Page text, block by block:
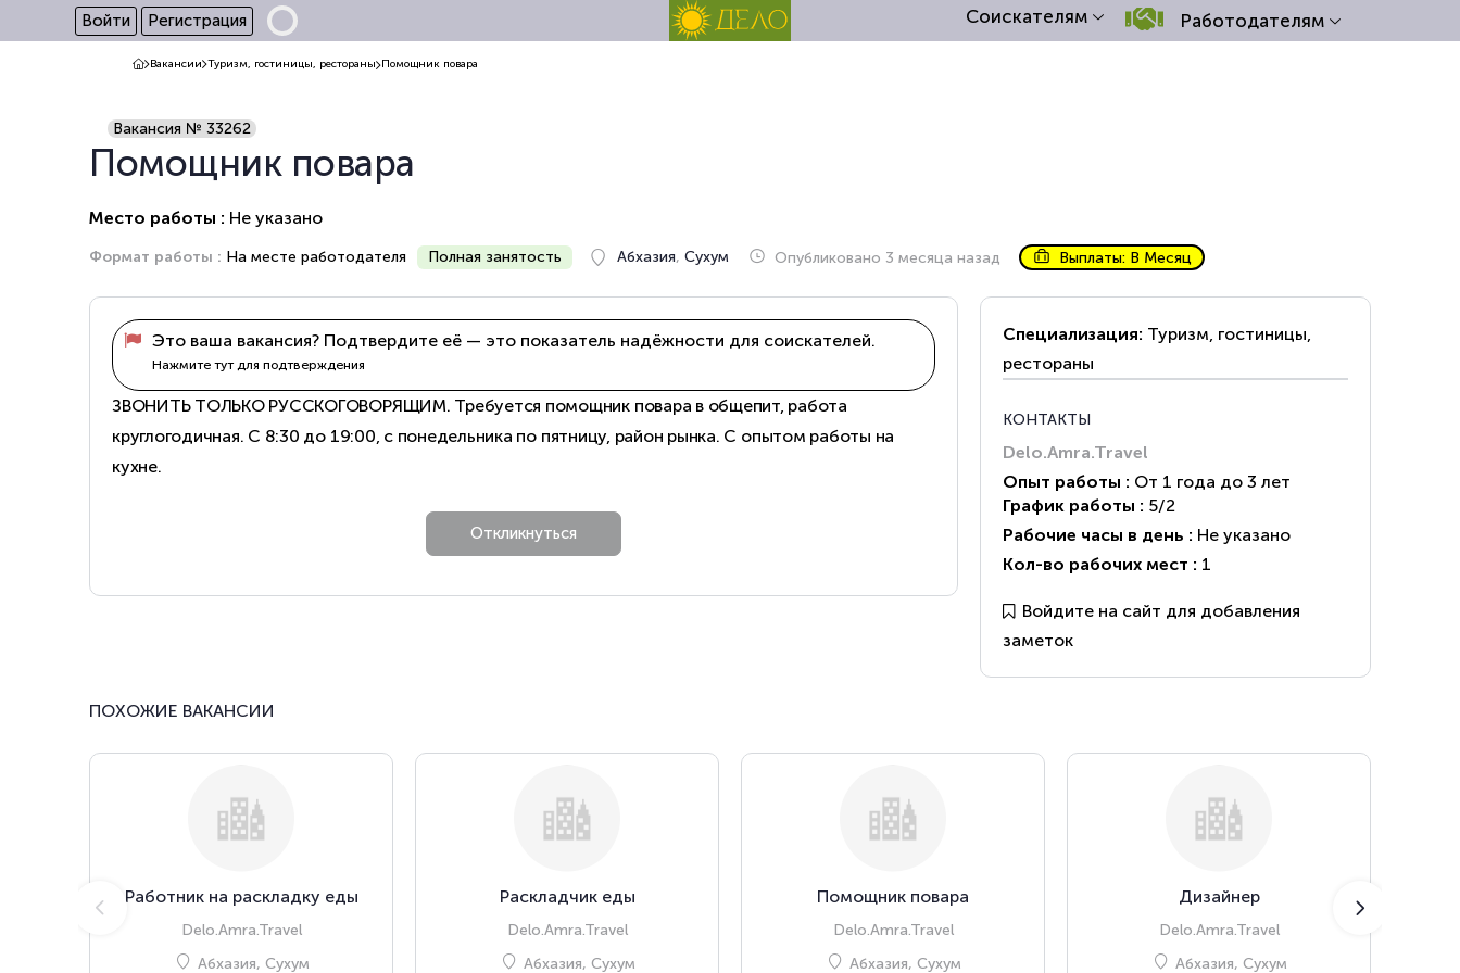
Войти Регистрация Соискателям Работодателям
Вакансии Туризм, гостиницы, рестораны Помощник повара
Помощник повара
Место работы : Не указано
Формат работы : На месте работодателя Полная занятость Абхазия, Сухум Опубликовано 3 месяца назад Выплаты: В Месяц
Вакансия № 33262
Это ваша вакансия? Подтвердите её — это показатель надёжности для соискателей.
Нажмите тут для подтверждения
ЗВОНИТЬ ТОЛЬКО РУССКОГОВОРЯЩИМ. Требуется помощник повара в общепит, работа
круглогодичная. С 8:30 до 19:00, с понедельника по пятницу, район рынка. С опытом работы на
кухне.
Специализация: Туризм, гостиницы,
рестораны
КОНТАКТЫ
Delo.Amra.Travel
Опыт работы : От 1 года до 3 лет
График работы : 5/2
Рабочие часы в день : Не указано
Кол-во рабочих мест : 1
Войдите на сайт для добавления
заметок
ПОХОЖИЕ ВАКАНСИИ
Работник на раскладку еды
Delo.Amra.Travel
Абхазия, Сухум
Раскладчик еды
Delo.Amra.Travel
Абхазия, Сухум
Помощник повара
Delo.Amra.Travel
Абхазия, Сухум
Дизайнер
Delo.Amra.Travel
Абхазия, Сухум